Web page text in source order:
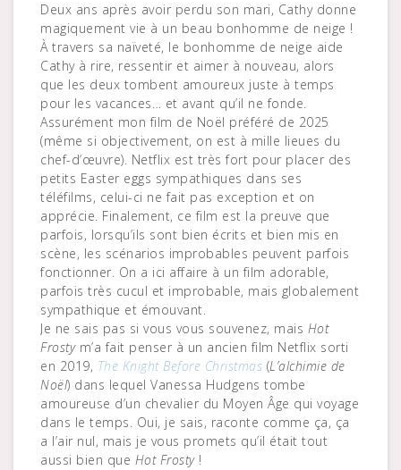
Deux ans après avoir perdu son mari, Cathy donne
magiquement vie à un beau bonhomme de neige !
À travers sa naïveté, le bonhomme de neige aide
Cathy à rire, ressentir et aimer à nouveau, alors
que les deux tombent amoureux juste à temps
pour les vacances… et avant qu’il ne fonde.
Assurément mon film de Noël préféré de 2025
(même si objectivement, on est à mille lieues du
chef-d’œuvre). Netflix est très fort pour placer des
petits Easter eggs sympathiques dans ses
téléfilms, celui-ci ne fait pas exception et on
apprécie. Finalement, ce film est la preuve que
parfois, lorsqu’ils sont bien écrits et bien mis en
scène, les scénarios improbables peuvent parfois
fonctionner. On a ici affaire à un film adorable,
parfois très cucul et improbable, mais globalement
sympathique et émouvant.
Je ne sais pas si vous vous souvenez, mais Hot
Frostym’a fait penser à un ancien film Netflix sorti
en 2019, The Knight Before Christmas (L’alchimie de
Noël) dans lequel Vanessa Hudgens tombe
amoureuse d’un chevalier du Moyen Âge qui voyage
dans le temps. Oui, je sais, raconte comme ça, ça
a l’air nul, mais je vous promets qu’il était tout
aussi bien que Hot Frosty!